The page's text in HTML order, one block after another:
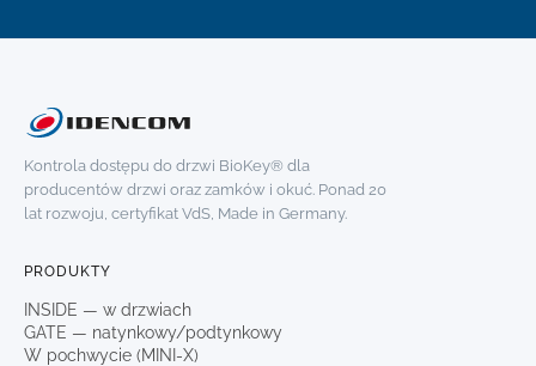
Kontrola dostępu do drzwi BioKey® dla
producentów drzwi oraz zamków i okuć. Ponad 20
lat rozwoju, certyfikat VdS, Made in Germany.
PRODUKTY
INSIDE — w drzwiach
GATE — natynkowy/podtynkowy
W pochwycie (MINI-X)